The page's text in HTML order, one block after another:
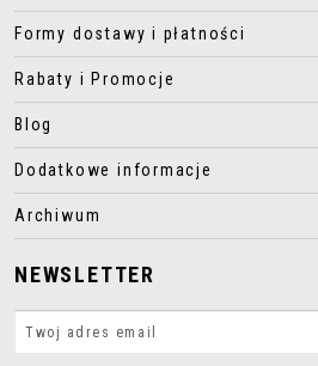
Formy dostawy i płatności
Rabaty i Promocje
Blog
Dodatkowe informacje
Archiwum
NEWSLETTER